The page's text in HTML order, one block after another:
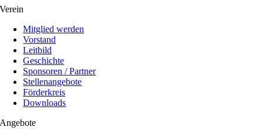
Verein
Mitglied werden
Vorstand
Leitbild
Geschichte
Sponsoren / Partner
Stellenangebote
Förderkreis
Downloads
Angebote